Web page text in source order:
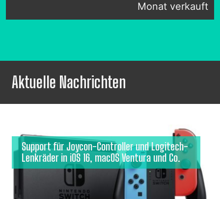
Monat verkauft
Aktuelle Nachrichten
Support für Joycon-Controller und Logitech-
Lenkräder in iOS 16, macOS Ventura und Co.